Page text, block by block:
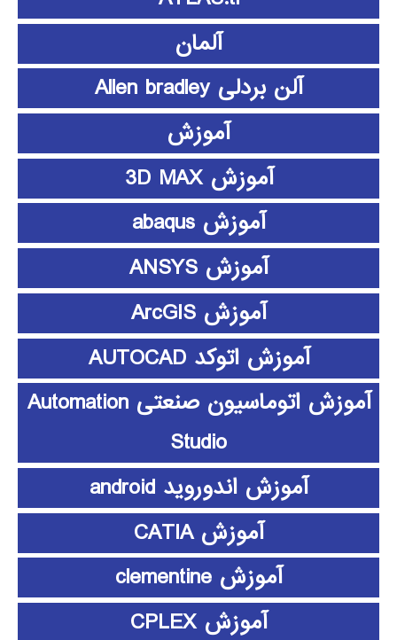
آلمان
آلن بردلی Allen bradley
آموزش
آموزش 3D MAX
آموزش abaqus
آموزش ANSYS
آموزش ArcGIS
آموزش اتوکد AUTOCAD
آموزش اتوماسیون صنعتی Automation
Studio
آموزش اندوروید android
آموزش CATIA
آموزش clementine
آموزش CPLEX